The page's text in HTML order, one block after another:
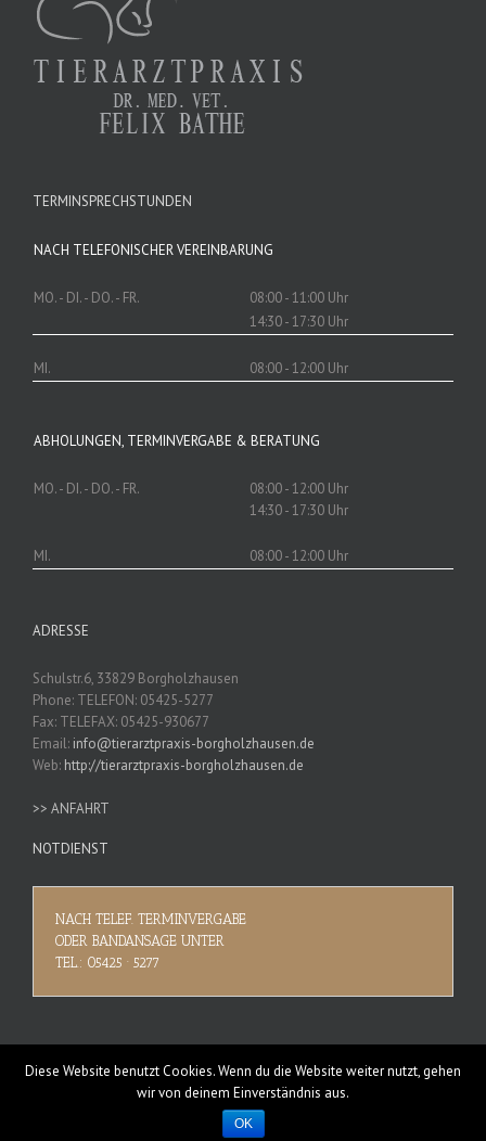
TERMINSPRECHSTUNDEN
NACH TELEFONISCHER VEREINBARUNG
MO. - DI. - DO. - FR.
08:00 - 11:00 Uhr
14:30 - 17:30 Uhr
MI. 08:00 - 12:00 Uhr
ABHOLUNGEN, TERMINVERGABE & BERATUNG
MO. - DI. - DO. - FR.
08:00 - 12:00 Uhr
14:30 - 17:30 Uhr
MI. 08:00 - 12:00 Uhr
ADRESSE
Schulstr.6, 33829 Borgholzhausen
Phone: TELEFON: 05425-5277
Fax: TELEFAX: 05425-930677
Email: info@tierarztpraxis-borgholzhausen.de
Web: http://tierarztpraxis-borgholzhausen.de
>> ANFAHRT
NOTDIENST
NACH TELEF. TERMINVERGABE
ODER BANDANSAGE UNTER
TEL.: 05425 · 5277
Copyright 2015 Tierarztpraxis Borgholzhausen | All Rights Reserved
Diese Website benutzt Cookies. Wenn du die Website weiter nutzt, gehen
wir von deinem Einverständnis aus.
OK